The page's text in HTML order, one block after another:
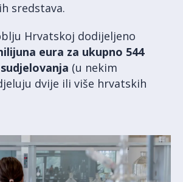
sredstava.
Hrvatskoj dodijeljeno
eura za ukupno 544
(u nekim
dvije ili više hrvatskih